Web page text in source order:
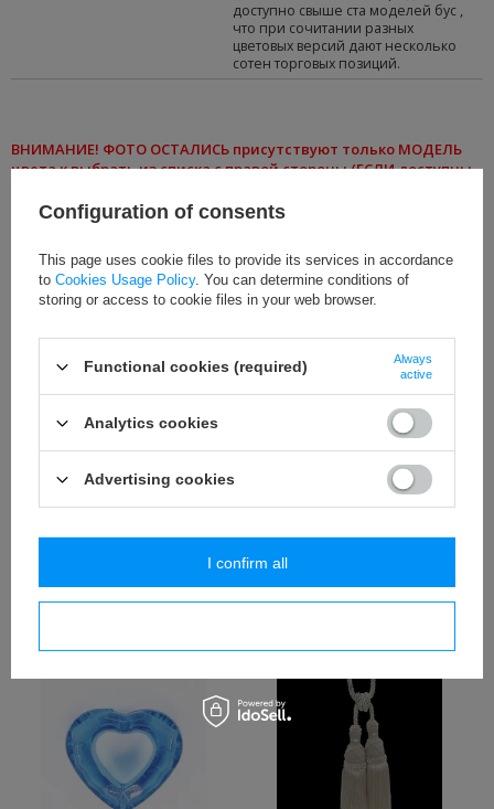
доступно свыше ста моделей бус ,
что при сочитании разных
цветовых версий дают несколько
сотен торговых позиций.
ВНИМАНИЕ! ФОТО ОСТАЛИСЬ присутствуют только МОДЕЛЬ
цвета квыбрать из спискас правой стороны (ЕСЛИ доступны
Из-за высокой стоимости доставки товаров с помощью
наш магазин не осуществляет розничные заказы в Россию,
Украину и Беларусь. Приносим извинения за неудобства.
СМОТРИТЕ ТАКЖЕ
бабочки 35 - 42 mm [217]
алмазы 14 mm [7]
Configuration of consents
This page uses cookie files to provide its services in accordance
to Cookies Usage Policy. You can determine conditions of
storing or access to cookie files in your web browser.
Functional cookies (required)
Always
active
Analytics cookies
Advertising cookies
I confirm all